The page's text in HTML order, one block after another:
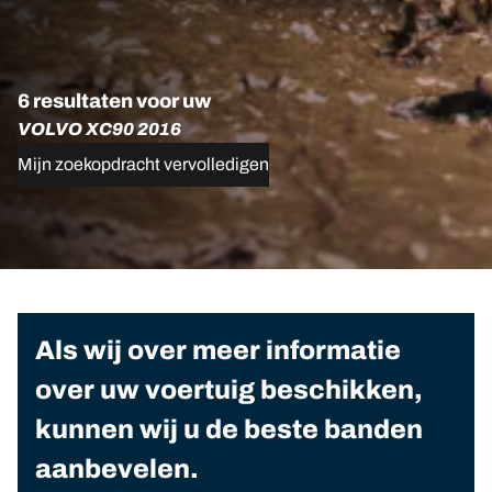
6 resultaten voor uw
VOLVO XC90 2016
Mijn zoekopdracht vervolledigen
Als wij over meer informatie
over uw voertuig beschikken,
kunnen wij u de beste banden
aanbevelen.